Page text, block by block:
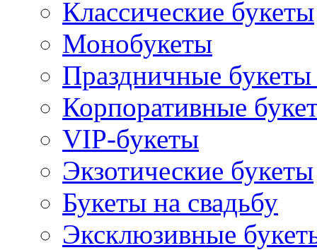
Классические букеты
Монобукеты
Праздничные букеты
Корпоративные
VIP-букеты
Экзотические букеты
Букеты на свадьбу
Эксклюзивные